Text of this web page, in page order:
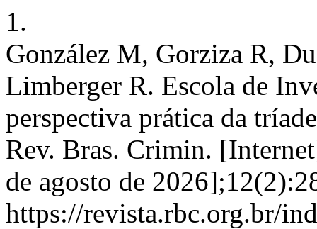
1.
González M, Gorziza R,
Limberger R. Escola de
perspectiva prática da
Rev. Bras. Crimin.
de agosto de
https://revista.rbc.org.br/